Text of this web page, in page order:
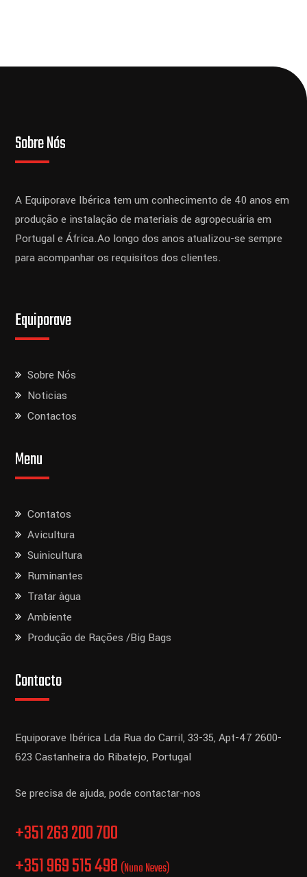
Sobre Nós
A Equiporave Ibérica tem um conhecimento de 40 anos em
produção e instalação de materiais de agropecuária em
Portugal e África.Ao longo dos anos atualizou-se sempre
para acompanhar os requisitos dos clientes.
Equiporave
Sobre Nós
Noticias
Contactos
Menu
Contatos
Avicultura
Suinicultura
Ruminantes
Tratar àgua
Ambiente
Produção de Rações /Big Bags
Contacto
Equiporave Ibérica LdaRua do Carril, 33-35, Apt-47 2600-
623 Castanheira do Ribatejo, Portugal
Se precisa de ajuda, pode contactar-nos
+351 263 200 700
+351 969 515 498 (Nuno Neves)